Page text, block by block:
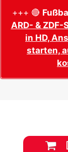
+++ 🔴
ARD- &
in HD,
starten,